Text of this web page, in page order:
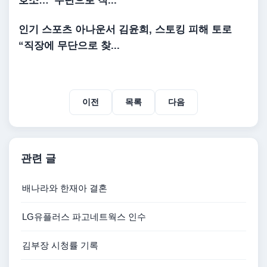
인기 스포츠 아나운서 김윤희 , 스토킹 피해 토로
“직장에 무단으로 찾...
이전 목록 다음
관련 글
배나라와 한재아 결혼
LG유플러스 파고네트웍스 인수
김부장 시청률 기록